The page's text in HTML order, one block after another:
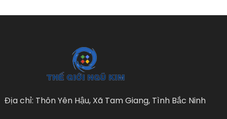
Địa chỉ: Thôn Yên Hậu, Xã Tam Giang, Tình Bắc Ninh